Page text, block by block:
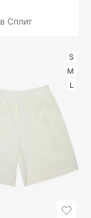
в Сплит
S
M
L